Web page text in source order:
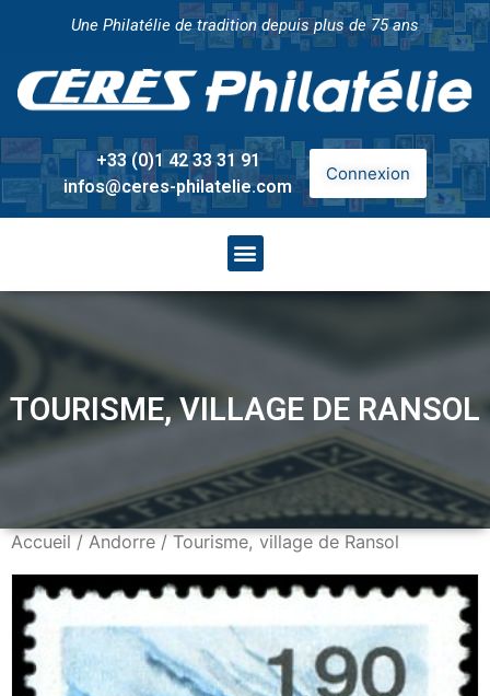
Une Philatélie de tradition depuis plus de 75 ans
+33 (0)1 42 33 31 91
infos@ceres-philatelie.com
Connexion
TOURISME, VILLAGE DE RANSOL
Accueil / Andorre / Tourisme, village de Ransol